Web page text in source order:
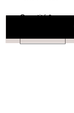
Quantité *